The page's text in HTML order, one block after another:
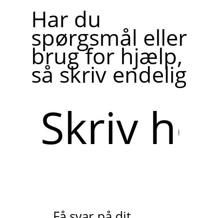
Har du
spørgsmål eller
brug for hjælp,
så skriv endelig
her